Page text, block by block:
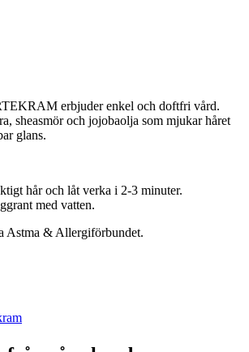
erbjuder enkel och doftfri vård.
sheasmör och jojobaolja som mjukar håret
glans.
hår och låt verka i 2-3 minuter.
med vatten.
Astma & Allergiförbundet.